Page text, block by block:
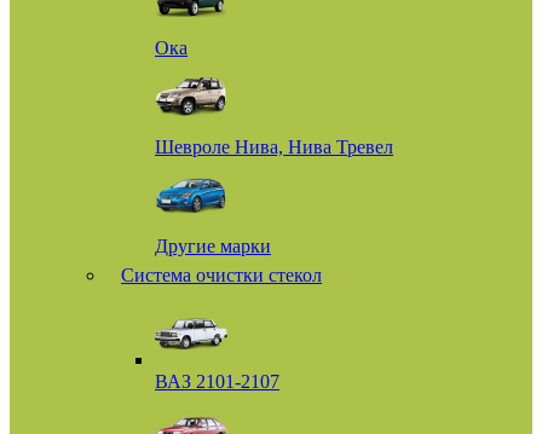
Ока
Шевроле Нива, Нива Тревел
Другие марки
Система очистки стекол
ВАЗ 2101-2107